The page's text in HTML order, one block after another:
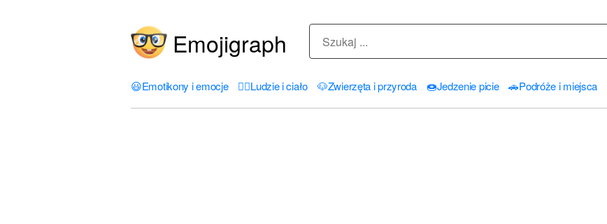
Emojigraph
😃Emotikony i emocje 🤦‍♀️Ludzie i ciało 🐶Zwierzęta i przyroda 🍩Jedzenie picie 🚗Podróże i miejsca